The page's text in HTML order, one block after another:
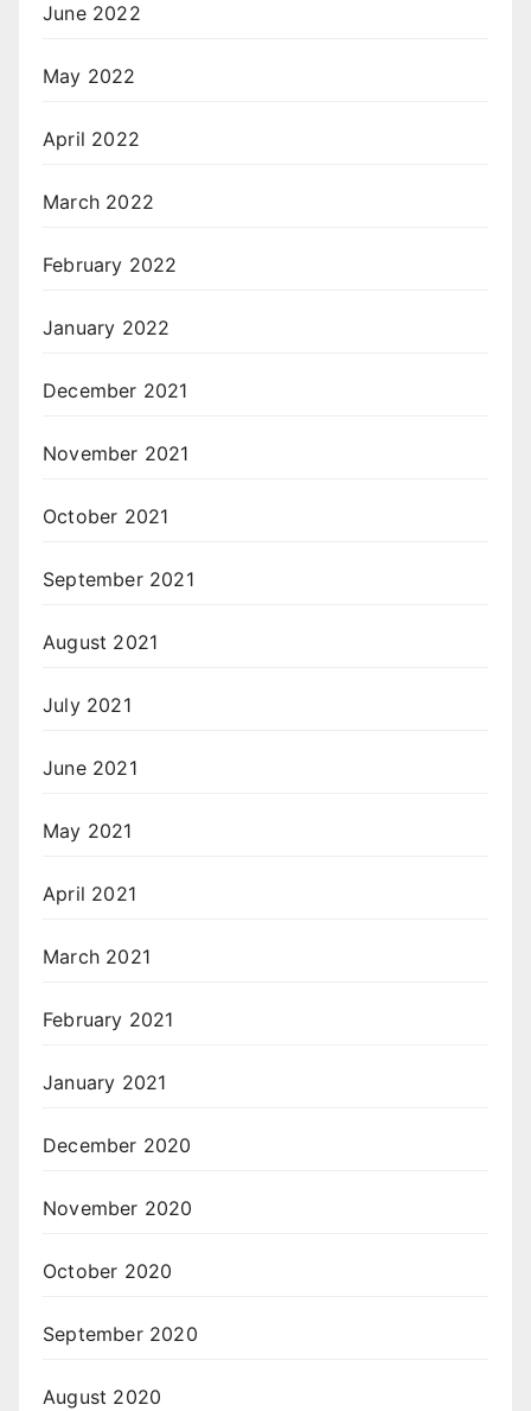
June 2022
May 2022
April 2022
March 2022
February 2022
January 2022
December 2021
November 2021
October 2021
September 2021
August 2021
July 2021
June 2021
May 2021
April 2021
March 2021
February 2021
January 2021
December 2020
November 2020
October 2020
September 2020
August 2020